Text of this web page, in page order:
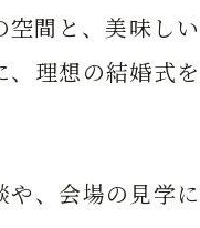
空間と、美味し
、理想の結婚式
や、会場の見学